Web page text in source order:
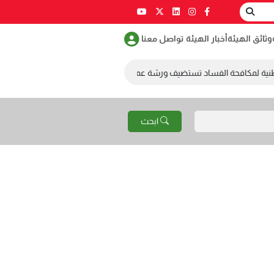
وثائق الهيئةأخبار الهيئة تواصل معنا
لمكافحة الفساد تستضيف ورشة عمل ضمن مسابقة طلابية لمكافحة الفساد
ابحث